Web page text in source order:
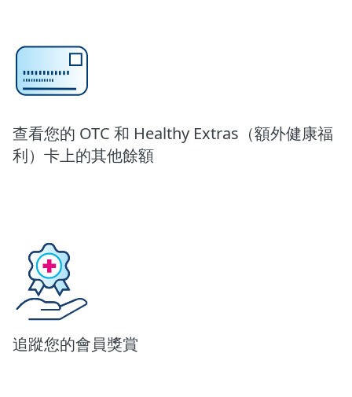
查看您的 OTC 和 Healthy Extras （額外健康福
利）卡上的其他餘額
追蹤您的會員獎賞